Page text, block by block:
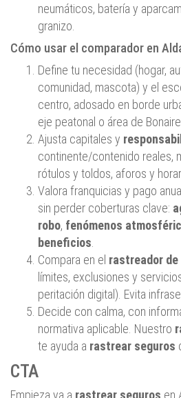
neumáticos, batería y
granizo.
Cómo usar el comparador en
Define tu necesidad (hogar,
comunidad, mascota) y el
centro, adosado en borde
eje peatonal o área de
Ajusta capitales y
continente/contenido reales,
rótulos y toldos, aforos y
Valora franquicias y pago
sin perder coberturas clave:
robo, fenómenos
beneficios.
Compara en el rastreador
límites, exclusiones y
peritación digital). Evita
Decide con calma, con
normativa aplicable. Nuestro
te ayuda a rastrear seguros
CTA
Empieza ya a rastrear seguros en